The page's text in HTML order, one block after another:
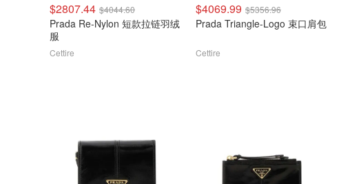
$2807.44 $4044.60
Prada Re-Nylon 短款拉链羽绒
服
Cettire
$4069.99 $5356.96
Prada Triangle-Logo 束口肩包
Cettire